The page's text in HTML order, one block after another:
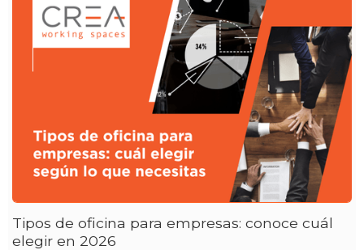
Tipos de oficina para empresas: conoce cuál
elegir en 2026